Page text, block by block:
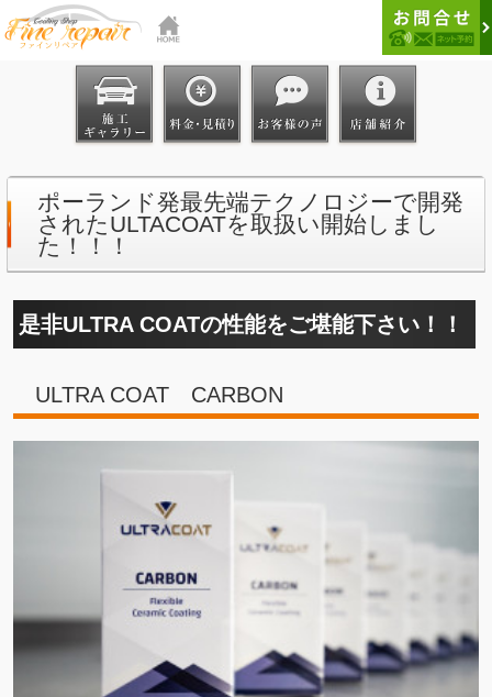
ポーランド発最先端テクノロジーで開発
されたULTACOATを取扱い開始しまし
た！！！
是非ULTRA COATの性能をご堪能下さい！！
ULTRA COAT CARBON